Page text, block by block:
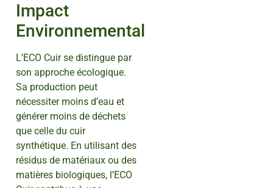
Impact
Environnemental
L’ECO Cuir se distingue par
son approche écologique.
Sa production peut
nécessiter moins d’eau et
générer moins de déchets
que celle du cuir
synthétique. En utilisant des
résidus de matériaux ou des
matières biologiques, l’ECO